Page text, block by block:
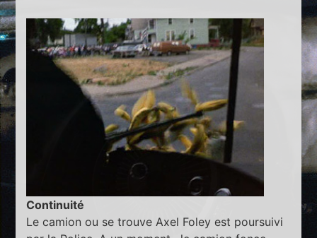
Continuité
Le camion ou se trouve Axel Foley est poursuivi